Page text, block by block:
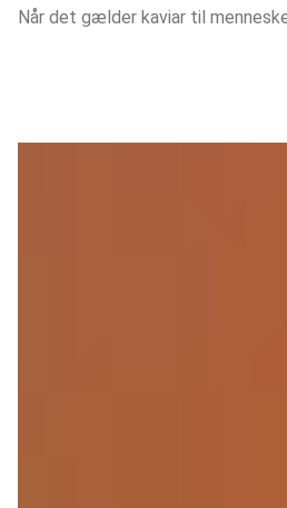
Når det gælder kaviar til